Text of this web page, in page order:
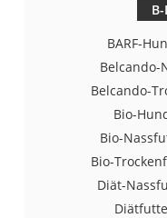
BARF-
Belcando-
Belcando-
Bio-
Bio-
Bio-
Diät-